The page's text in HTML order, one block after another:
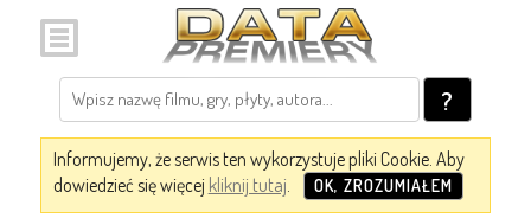
?
Informujemy, że serwis ten wykorzystuje pliki Cookie. Aby
dowiedzieć się więcej kliknij tutaj. OK, ZROZUMIAŁEM